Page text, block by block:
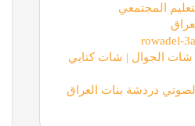
المجتمعي
الجوال | شات كتابي
دردشة بنات العراق